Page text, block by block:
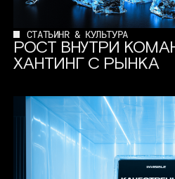
СТАТЬИHR & КУЛЬТУРА
РОСТ ВНУТРИ
ХАНТИНГ С РЫНКА